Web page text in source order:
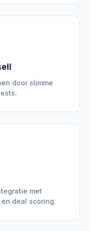
door slimme
met
deal scoring.